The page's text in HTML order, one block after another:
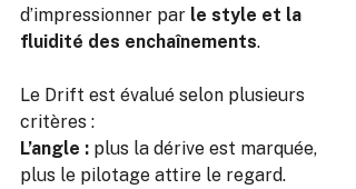
d’impressionner par le style et la
fluidité des enchaînements.
Le Drift est évalué selon plusieurs
critères :
L’angle : plus la dérive est marquée,
plus le pilotage attire le regard.